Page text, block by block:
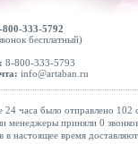
800-333-5792
бесплатный)
8-800-333-5793
info@artaban.ru
24 часа было отправлено
менеджеры приняли 0
в настоящее время